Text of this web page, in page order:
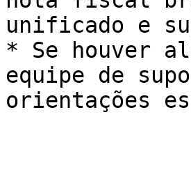
unificado e
* Se houver
equipe de